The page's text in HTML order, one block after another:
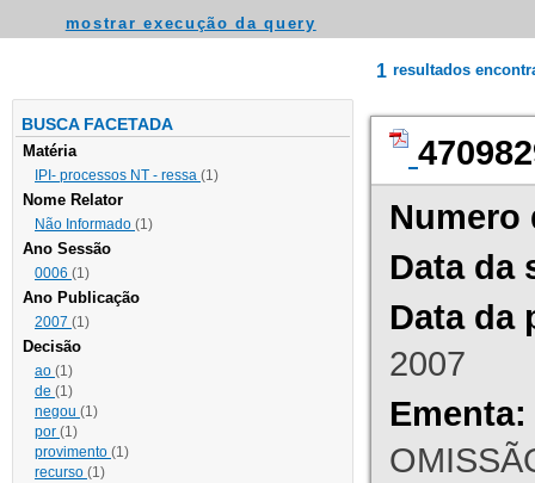
mostrar execução da query
BUSCA FACETADA
Matéria
IPI- processos NT - ressa (1)
Nome Relator
Não Informado (1)
Ano Sessão
0006 (1)
Ano Publicação
2007 (1)
Decisão
ao (1)
de (1)
negou (1)
por (1)
provimento (1)
recurso (1)
1 resultados
Numero
Data da
Data da
2007
Ementa: